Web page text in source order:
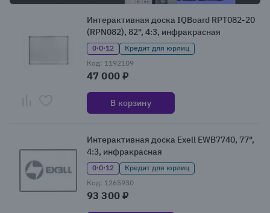
Интерактивная доска IQBoard RPT082-20
(RPN082), 82", 4:3, инфракрасная
0·0·12
Кредит для юрлиц
Код: 1192109
47 000 ₽
В корзину
Интерактивная доска Exell EWB7740, 77",
4:3, инфракрасная
0·0·12
Кредит для юрлиц
Код: 1265930
93 300 ₽